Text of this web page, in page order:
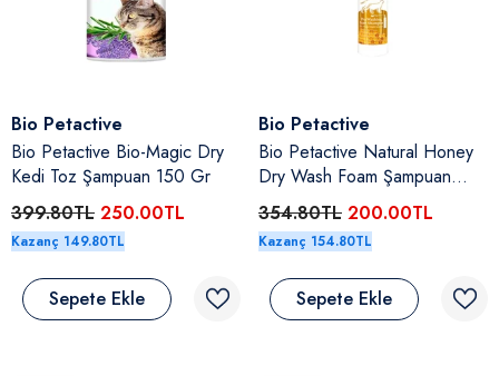
Satıcı:
Bio Petactive
Bio Petactive Bio-Magic Dry
Kedi Toz Şampuan 150 Gr
399.80TL 250.00TL
Kazanç 149.80TL
Sepete Ekle
Satıcı:
Bio Petactive
Bio Petactive Natural Honey
Dry Wash Foam Şampuan
(Köpük Şampuan) 200 Ml
354.80TL 200.00TL
Kazanç 154.80TL
Sepete Ekle